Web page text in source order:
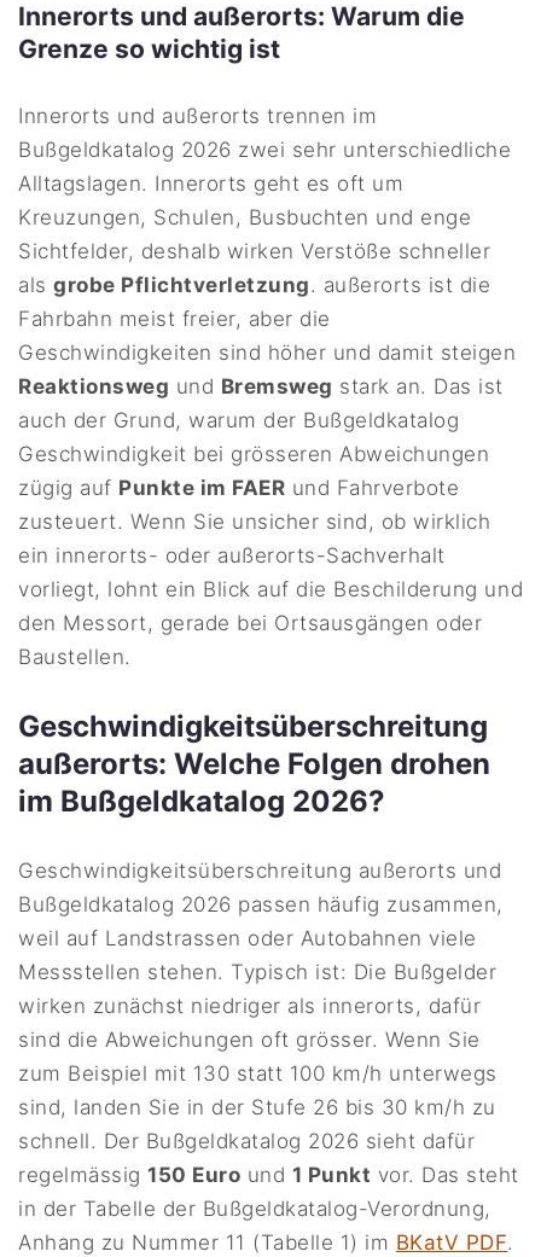
Innerorts und außerorts: Warum die
Grenze so wichtig ist
Innerorts und außerorts trennen im
Bußgeldkatalog 2026 zwei sehr unterschiedliche
Alltagslagen. Innerorts geht es oft um
Kreuzungen, Schulen, Busbuchten und enge
Sichtfelder, deshalb wirken Verstöße schneller
alsgrobe Pflichtverletzung. außerorts ist die
Fahrbahn meist freier, aber die
Geschwindigkeiten sind höher und damit steigen
Reaktionsweg und Bremsweg stark an. Das ist
auch der Grund, warum der Bußgeldkatalog
Geschwindigkeit bei grösseren Abweichungen
zügig auf Punkte im FAER und Fahrverbote
zusteuert. Wenn Sie unsicher sind, ob wirklich
ein innerorts- oder außerorts-Sachverhalt
vorliegt, lohnt ein Blick auf die Beschilderung und
den Messort, gerade bei Ortsausgängen oder
Baustellen.
Geschwindigkeitsüberschreitung
außerorts: Welche Folgen drohen
im Bußgeldkatalog 2026?
Geschwindigkeitsüberschreitung außerorts und
Bußgeldkatalog 2026 passen häufig zusammen,
weil auf Landstrassen oder Autobahnen viele
Messstellen stehen. Typisch ist: Die Bußgelder
wirken zunächst niedriger als innerorts, dafür
sind die Abweichungen oft grösser. Wenn Sie
zum Beispiel mit 130 statt 100 km/h unterwegs
sind, landen Sie in der Stufe 26 bis 30 km/h zu
schnell. Der Bußgeldkatalog 2026 sieht dafür
regelmässig150 Euro und 1 Punkt vor. Das steht
in der Tabelle der Bußgeldkatalog-Verordnung,
Anhang zu Nummer 11 (Tabelle 1) im BKatV PDF.